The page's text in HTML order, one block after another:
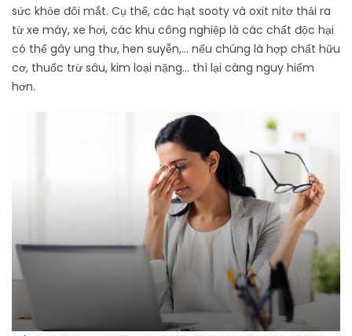
sức khỏe đôi mắt. Cụ thể, các hạt sooty và oxit nitơ thải ra
từ xe máy, xe hơi, các khu công nghiệp là các chất độc hại
có thể gây ung thư, hen suyễn,… nếu chúng là hợp chất hữu
cơ, thuốc trừ sâu, kim loại nặng… thì lại càng nguy hiểm
hơn.